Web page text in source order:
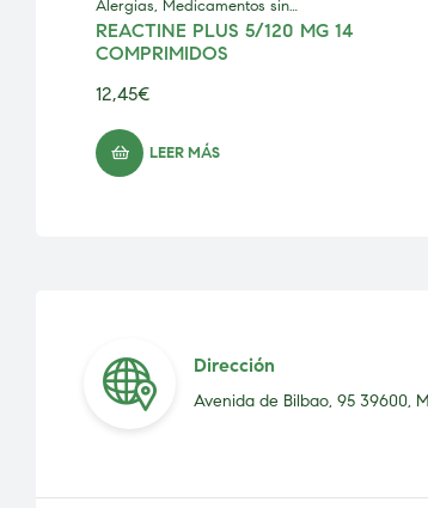
Alergias, Medicamentos sin
prescripción
REACTINE PLUS 5/120 MG 14
COMPRIMIDOS
12,45€
LEER MÁS
Dirección
Avenida de Bilbao, 95 39600,